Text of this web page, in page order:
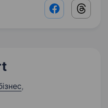
Facebook
,